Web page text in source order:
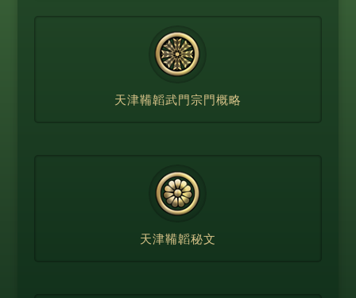
天津鞴韜武門宗門概略
天津鞴韜秘文